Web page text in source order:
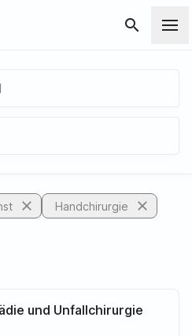
search
close Handchirurgie close
und Unfallchirurgie